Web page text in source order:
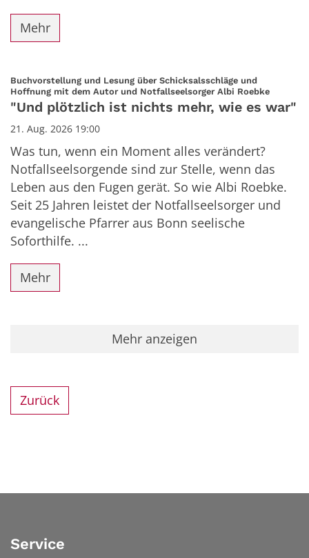
Mehr
Buchvorstellung und Lesung über Schicksalsschläge und
Hoffnung mit dem Autor und Notfallseelsorger Albi Roebke:
"Und plötzlich ist nichts mehr, wie es war"
21. Aug. 2026 19:00
Was tun, wenn ein Moment alles verändert?
Notfallseelsorgende sind zur Stelle, wenn das
Leben aus den Fugen gerät. So wie Albi Roebke.
Seit 25 Jahren leistet der Notfallseelsorger und
evangelische Pfarrer aus Bonn seelische
Soforthilfe. ...
Mehr
Mehr anzeigen
Zurück
Service